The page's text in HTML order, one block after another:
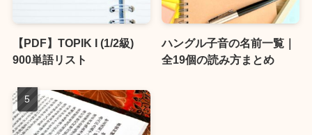
【PDF】TOPIK I (1/2級)
900単語リスト
ハングル子音の名前一覧｜
全19個の読み方まとめ